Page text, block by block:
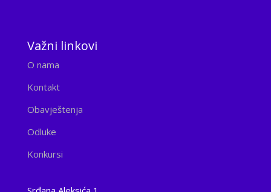
Važni linkovi
O nama
Kontakt
Obavještenja
Odluke
Konkursi